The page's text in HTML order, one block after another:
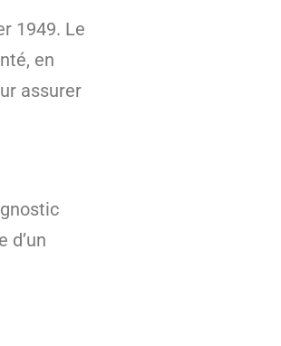
1949. Le
en
assurer
d’un